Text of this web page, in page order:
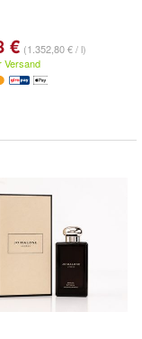
€ (1.352,80 € / l)
Versand